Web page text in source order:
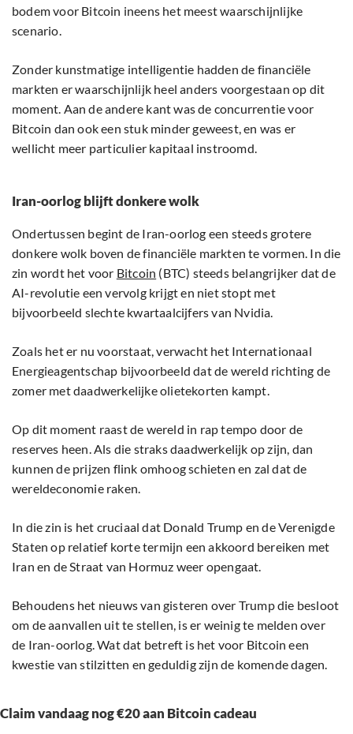
bodem voor Bitcoin ineens het meest waarschijnlijke
scenario.
Zonder kunstmatige intelligentie hadden de financiële
markten er waarschijnlijk heel anders voorgestaan op dit
moment. Aan de andere kant was de concurrentie voor
Bitcoin dan ook een stuk minder geweest, en was er
wellicht meer particulier kapitaal instroomd.
Iran-oorlog blijft donkere wolk
Ondertussen begint de Iran-oorlog een steeds grotere
donkere wolk boven de financiële markten te vormen. In die
zin wordt het voor Bitcoin (BTC) steeds belangrijker dat de
AI-revolutie een vervolg krijgt en niet stopt met
bijvoorbeeld slechte kwartaalcijfers van Nvidia.
Zoals het er nu voorstaat, verwacht het Internationaal
Energieagentschap bijvoorbeeld dat de wereld richting de
zomer met daadwerkelijke olietekorten kampt.
Op dit moment raast de wereld in rap tempo door de
reserves heen. Als die straks daadwerkelijk op zijn, dan
kunnen de prijzen flink omhoog schieten en zal dat de
wereldeconomie raken.
In die zin is het cruciaal dat Donald Trump en de Verenigde
Staten op relatief korte termijn een akkoord bereiken met
Iran en de Straat van Hormuz weer opengaat.
Behoudens het nieuws van gisteren over Trump die besloot
om de aanvallen uit te stellen, is er weinig te melden over
de Iran-oorlog. Wat dat betreft is het voor Bitcoin een
kwestie van stilzitten en geduldig zijn de komende dagen.
Claim vandaag nog €20 aan Bitcoin cadeau